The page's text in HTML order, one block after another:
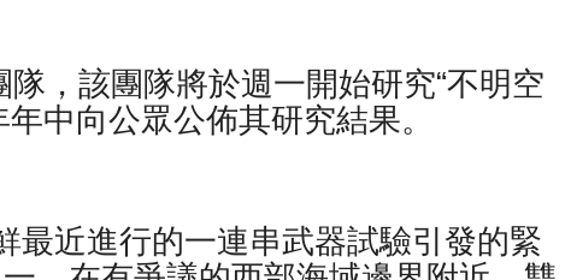
，該團隊將於週一開始研究“不明空
中向公眾公佈其研究結果。
近進行的一連串武器試驗引發的緊